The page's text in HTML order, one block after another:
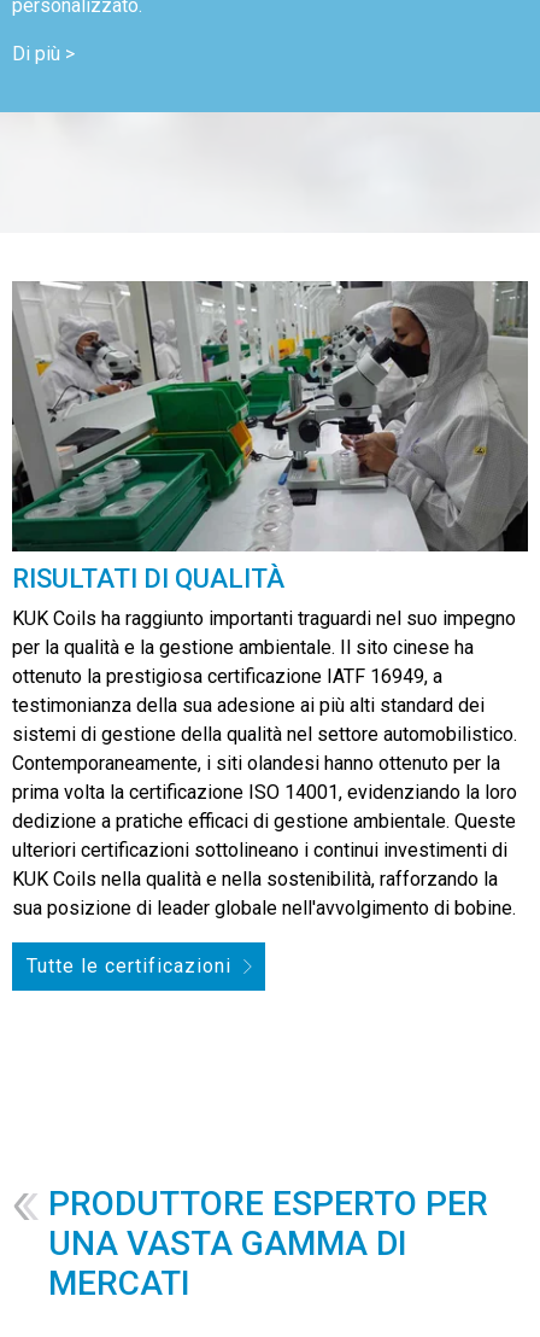
personalizzato.
Di più >
RISULTATI DI QUALITÀ
KUK Coils ha raggiunto importanti traguardi nel suo impegno
per la qualità e la gestione ambientale. Il sito cinese ha
ottenuto la prestigiosa certificazione IATF 16949, a
testimonianza della sua adesione ai più alti standard dei
sistemi di gestione della qualità nel settore automobilistico.
Contemporaneamente, i siti olandesi hanno ottenuto per la
prima volta la certificazione ISO 14001, evidenziando la loro
dedizione a pratiche efficaci di gestione ambientale. Queste
ulteriori certificazioni sottolineano i continui investimenti di
KUK Coils nella qualità e nella sostenibilità, rafforzando la
sua posizione di leader globale nell'avvolgimento di bobine.
Tutte le certificazioni
PRODUTTORE ESPERTO PER
UNA VASTA GAMMA DI
MERCATI